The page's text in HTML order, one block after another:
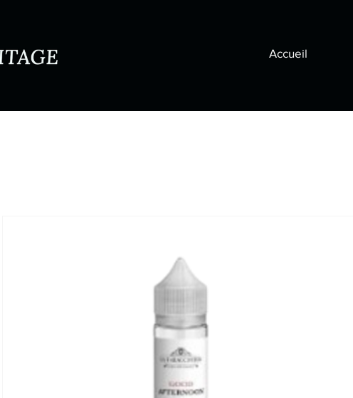
Accueil